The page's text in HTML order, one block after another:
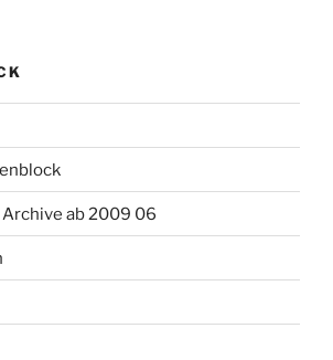
Archive ab 2009 06